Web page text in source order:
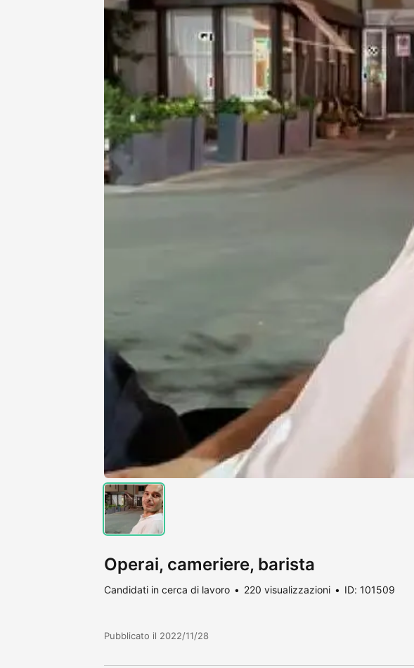
Operai, cameriere, barista
Candidati in cerca di lavoro 220 visualizzazioni ID: 101509
Pubblicato il 2022/11/28